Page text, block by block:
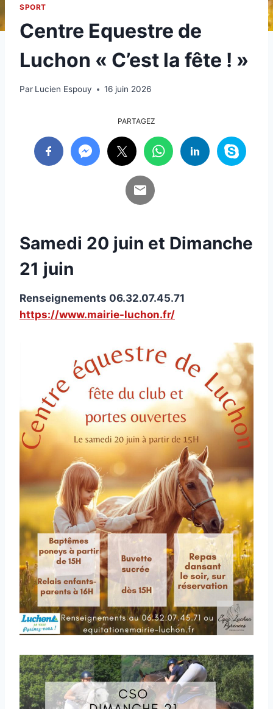
SPORT
Centre Equestre de
Luchon « C’est la fête ! »
Par Lucien Espouy 16 juin 2026
PARTAGEZ
Samedi 20 juin et Dimanche
21 juin
Renseignements 06.32.07.45.71
https://www.mairie-luchon.fr/